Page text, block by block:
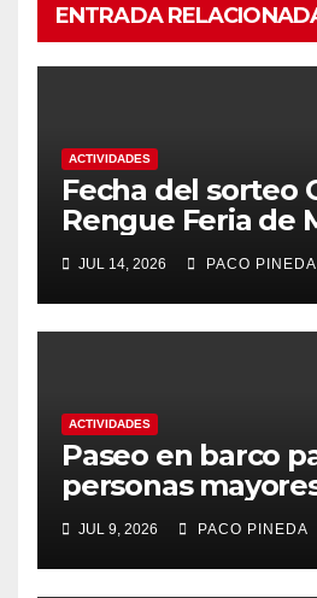
ENTRADA
ACTIVIDADES
Fecha del sorteo
Rengue Feria de
2026
JUL 14, 2026 PACO PINEDA
ACTIVIDADES
Paseo en barco
personas
JUL 9, 2026 PACO PINEDA